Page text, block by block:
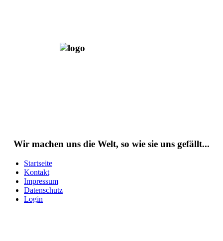
Wir machen uns die Welt, so wie sie uns gefällt...
Startseite
Kontakt
Impressum
Datenschutz
Login